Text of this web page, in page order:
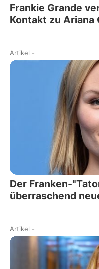
Frankie Grande
Kontakt zu Ariana
Artikel -
Der Franken-
überraschend
Artikel -